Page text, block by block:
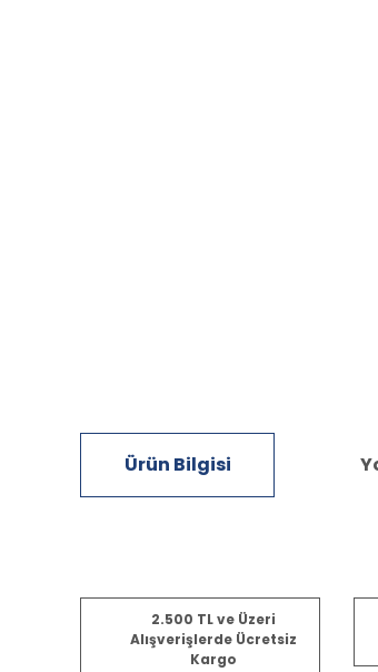
Ürün Bilgisi
Bu ürünün fiyat bilgisi, resim, ürün
Görüş ve önerileriniz için teşekkür ederiz.
2.500 TL ve Üzeri
Alışverişlerde Ücretsiz
Kargo